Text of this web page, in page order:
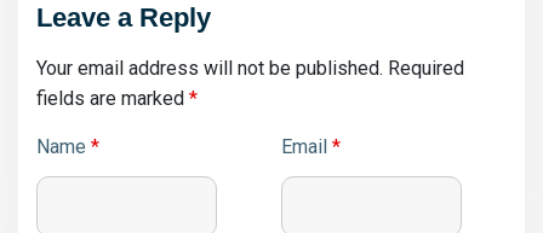
Leave a Reply
Your email address will not be published. Required
fields are marked *
Name * Email *